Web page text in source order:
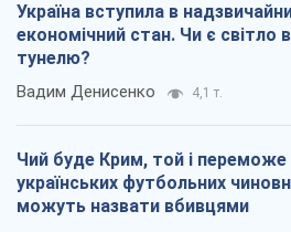
Україна вступила в
економічний стан. Чи є світло
тунелю?
Вадим Денисенко 4,1 т.
Чий буде Крим, той і переможе
українських футбольних
можуть назвати вбивцями